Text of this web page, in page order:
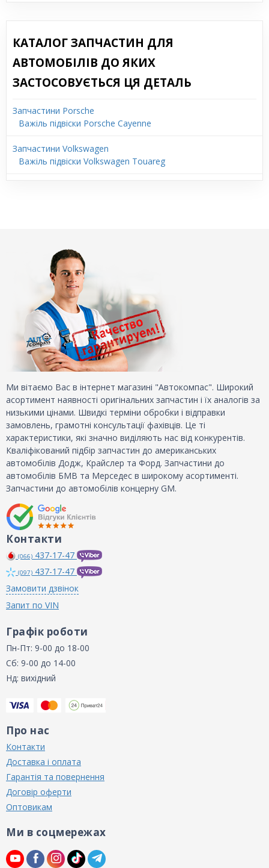
КАТАЛОГ ЗАПЧАСТИН ДЛЯ
АВТОМОБІЛІВ ДО ЯКИХ
ЗАСТОСОВУЄТЬСЯ ЦЯ ДЕТАЛЬ
Запчастини Porsche
Важіль підвіски Porsche Cayenne
Запчастини Volkswagen
Важіль підвіски Volkswagen Touareg
Ми вітаємо Вас в інтернет магазині "Автокомпас". Широкий
асортимент наявності оригінальних запчастин і їх аналогів за
низькими цінами. Швидкі терміни обробки і відправки
замовлень, грамотні консультації фахівців. Це ті
характеристики, які значно виділяють нас від конкурентів.
Кваліфікований підбір запчастин до американських
автомобілів Додж, Крайслер та Форд. Запчастини до
автомобілів БМВ та Мерседес в широкому асортименті.
Запчастини до автомобілів концерну GM.
Контакти
(066) 437-17-47
(097) 437-17-47
Замовити дзвінок
Запит по VIN
Графік роботи
Пн-Пт: 9-00 до 18-00
Сб: 9-00 до 14-00
Нд: вихідний
Про нас
Контакти
Доставка і оплата
Гарантія та повернення
Договір оферти
Оптовикам
Ми в соцмережах